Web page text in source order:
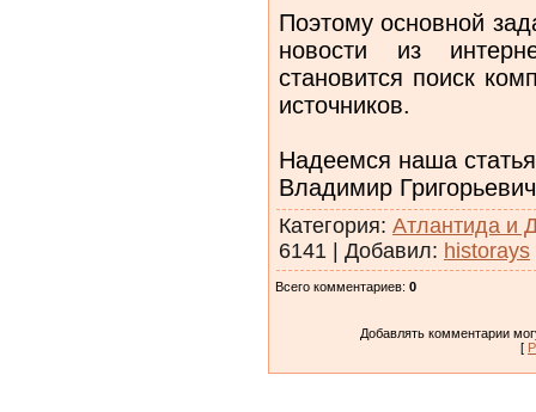
Поэтому основной
новости из
становится поиск
источников.
Надеемся наша
Владимир
Категория: Атлантида и
6141 | Добавил: historays
Всего комментариев: 0
Добавлять комментарии
[